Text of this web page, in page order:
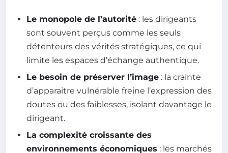
Le monopole de l’autorité : les dirigeants
sont souvent perçus comme les seuls
détenteurs des vérités stratégiques, ce qui
limite les espaces d’échange authentique.
Le besoin de préserver l’image : la crainte
d’apparaitre vulnérable freine l’expression des
doutes ou des faiblesses, isolant davantage le
dirigeant.
La complexité croissante des
environnements économiques : les marchés